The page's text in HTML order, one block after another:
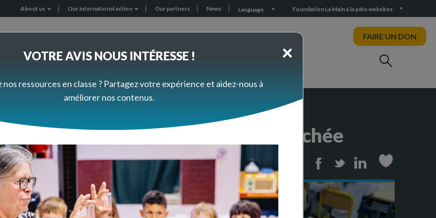
Header
menu
About us Our international action Our partners News Language Foundation La Main à la pâte websites
FAIRE UN DON
Scratch Jr : algorithmique branchée
Print FacebookTwitterLinkedin
×
VOTRE AVIS NOUS INTÉRESSE !
nos ressources en classe ? Partagez votre expérience et aidez-nous à
améliorer nos contenus.